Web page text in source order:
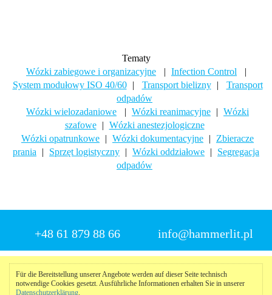
Tematy
Wózki zabiegowe i organizacyjne
| Infection Control
|
System modułowy ISO 40/60
| Transport bielizny |
Transport
odpadów
Wózki wielozadaniowe
| Wózki reanimacyjne | Wózki
szafowe
| Wózki anestezjologiczne
Wózki opatrunkowe | Wózki dokumentacyjne |
Zbieracze
prania
| Sprzęt logistyczny | Wózki oddziałowe |
Segregacja
odpadów
+48 61 879 88 66 info@hammerlit.pl
© 2025 Hammerlit
Impressum|Datenschutzerklärung|Meldeportal
Für die Bereitstellung unserer Angebote werden auf dieser Seite technisch
notwendige Cookies gesetzt. Ausführliche Informationen erhalten Sie in unserer
Datenschutzerklärung.